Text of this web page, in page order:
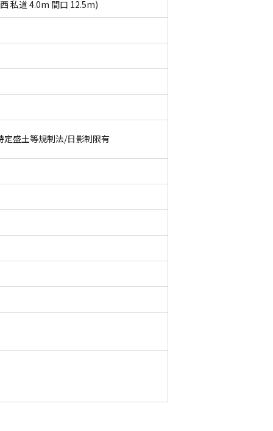
私道 4.0m 間口 12.5m)
盛土等規制法/日影制限有